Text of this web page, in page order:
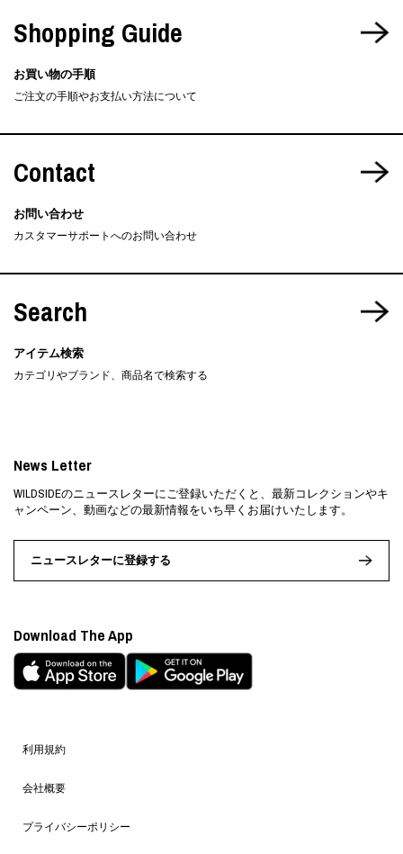
Shopping Guide
お買い物の手順
ご注文の手順やお支払い方法について
Contact
お問い合わせ
カスタマーサポートへのお問い合わせ
Search
アイテム検索
カテゴリやブランド、商品名で検索する
利用規約
会社概要
プライバシーポリシー
News Letter
WILDSIDEのニュースレターにご登録いただくと、最新コレクションやキ
ャンペーン、動画などの最新情報をいち早くお届けいたします。
ニュースレターに登録する
Download The App